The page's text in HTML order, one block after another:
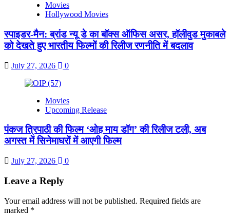
Movies
Hollywood Movies
स्पाइडर-मैन: ब्रांड न्यू डे का बॉक्स ऑफिस असर, हॉलीवुड मुकाबले
को देखते हुए भारतीय फिल्मों की रिलीज रणनीति में बदलाव
July 27, 2026 0
Movies
Upcoming Release
पंकज त्रिपाठी की फिल्म ‘ओह माय डॉग’ की रिलीज टली, अब
अगस्त में सिनेमाघरों में आएगी फिल्म
July 27, 2026 0
Leave a Reply
Your email address will not be published. Required fields are
marked *